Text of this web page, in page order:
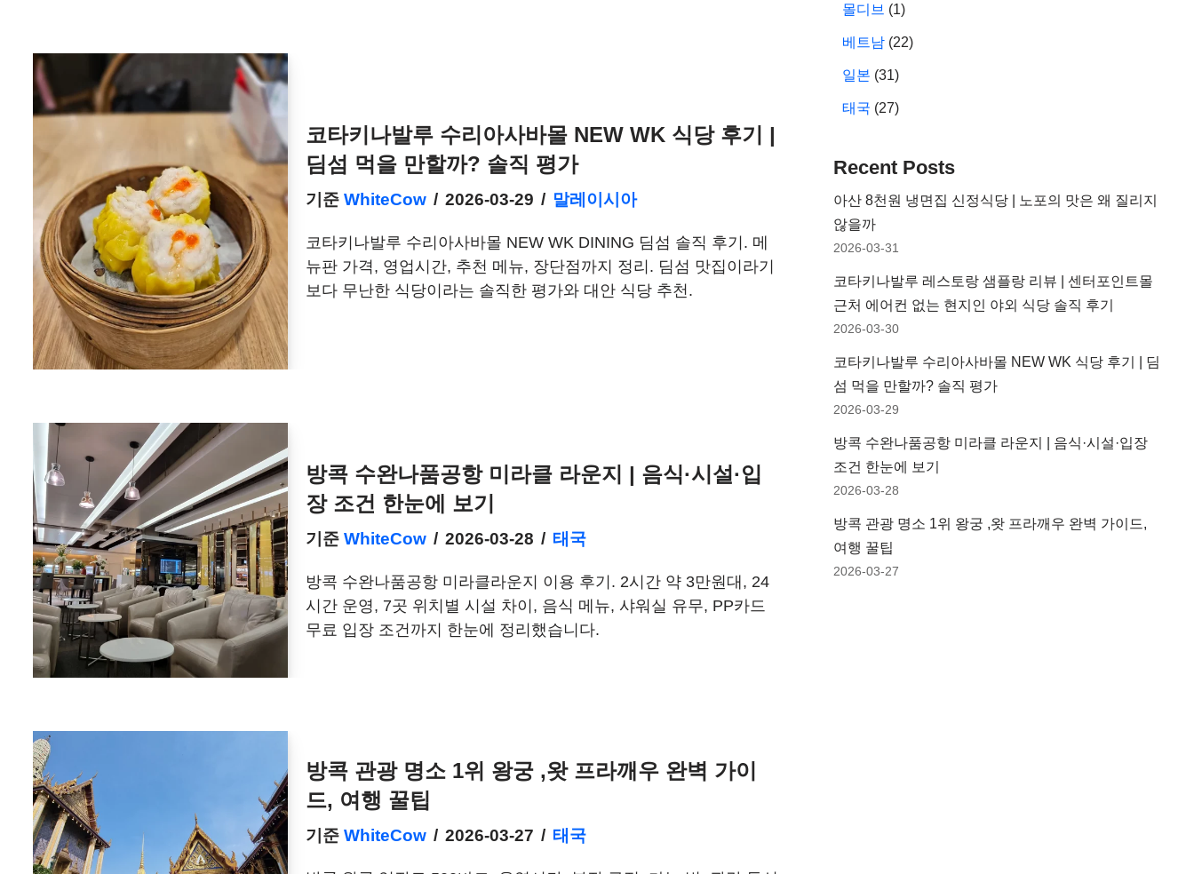
코타키나발루 수리아사바몰 NEW WK 식당 후기 |
딤섬 먹을 만할까? 솔직 평가
기준WhiteCow 2026-03-29 말레이시아
코타키나발루 수리아사바몰 NEW WK DINING 딤섬 솔직 후기. 메
뉴판 가격, 영업시간, 추천 메뉴, 장단점까지 정리. 딤섬 맛집이라기
보다 무난한 식당이라는 솔직한 평가와 대안 식당 추천.
방콕 수완나품공항 미라클 라운지 | 음식·시설·입
장 조건 한눈에 보기
기준WhiteCow 2026-03-28 태국
방콕 수완나품공항 미라클라운지 이용 후기. 2시간 약 3만원대, 24
시간 운영, 7곳 위치별 시설 차이, 음식 메뉴, 샤워실 유무, PP카드
무료 입장 조건까지 한눈에 정리했습니다.
방콕 관광 명소 1위 왕궁 ,왓 프라깨우 완벽 가이
드, 여행 꿀팁
기준WhiteCow 2026-03-27 태국
몰디브 (1)
베트남 (22)
일본 (31)
태국 (27)
Recent Posts
아산 8천원 냉면집 신정식당 | 노포의 맛은 왜 질리지
않을까
2026-03-31
코타키나발루 레스토랑 샘플랑 리뷰 | 센터포인트몰
근처 에어컨 없는 현지인 야외 식당 솔직 후기
2026-03-30
코타키나발루 수리아사바몰 NEW WK 식당 후기 | 딤
섬 먹을 만할까? 솔직 평가
2026-03-29
방콕 수완나품공항 미라클 라운지 | 음식·시설·입장
조건 한눈에 보기
2026-03-28
방콕 관광 명소 1위 왕궁 ,왓 프라깨우 완벽 가이드,
여행 꿀팁
2026-03-27